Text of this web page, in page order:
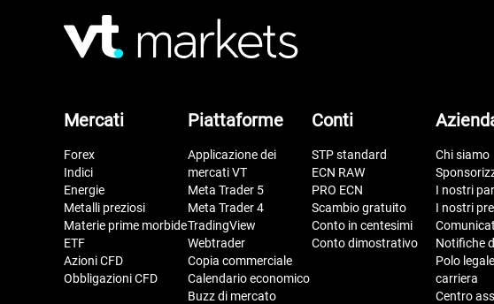
Mercati
Forex
Indici
Energie
Metalli preziosi
Materie prime morbide
ETF
Azioni CFD
Obbligazioni CFD
Piattaforme
Applicazione dei
mercati VT
Meta Trader 5
Meta Trader 4
TradingView
Webtrader
Copia commerciale
Calendario economico
Buzz di mercato
Conti
STP standard
ECN RAW
PRO ECN
Scambio gratuito
Conto in centesimi
Conto dimostrativo
Chi siamo
I nostri
I nostri
Notifiche
Polo legale
carriera
Centro